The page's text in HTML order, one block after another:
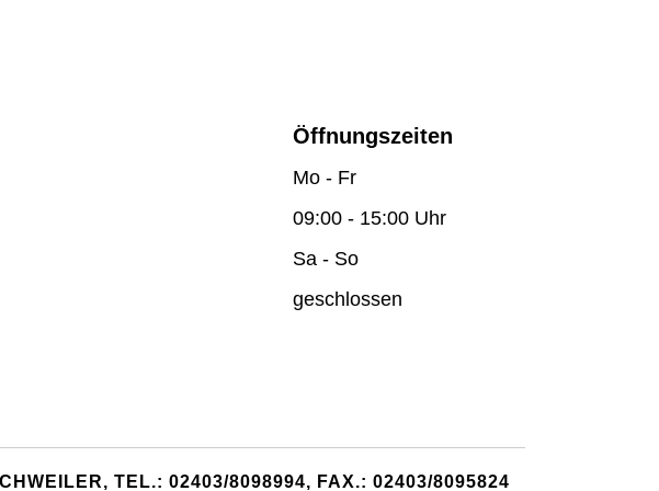
Öffnungszeiten
Mo - Fr
09:00 - 15:00 Uhr
Sa - So
geschlossen
TEL.: 02403/8098994, FAX.: 02403/8095824